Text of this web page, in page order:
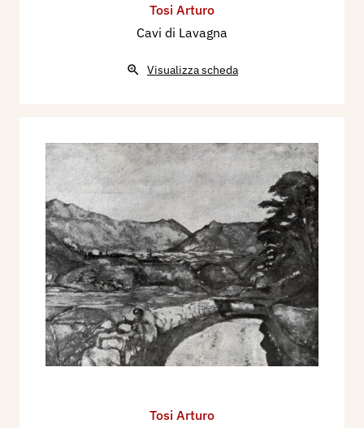
Tosi Arturo
Cavi di Lavagna
Visualizza scheda
Tosi Arturo